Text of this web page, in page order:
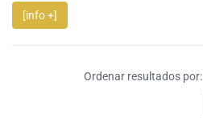
[info +]
Ordenar resultados por: